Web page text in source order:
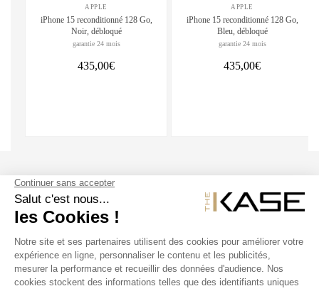
APPLE
iPhone 15 reconditionné 128 Go,
Noir, débloqué
garantie 24 mois
435,00€
APPLE
iPhone 15 reconditionné 128 Go,
Bleu, débloqué
garantie 24 mois
435,00€
NOS PRODUITS